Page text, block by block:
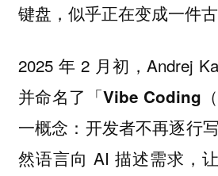
键盘，似乎正在变成一件古
2025 年 2 月初，Andrej
并命名了「Vibe Coding（
一概念：开发者不再逐行
然语言向 AI 描述需求，让